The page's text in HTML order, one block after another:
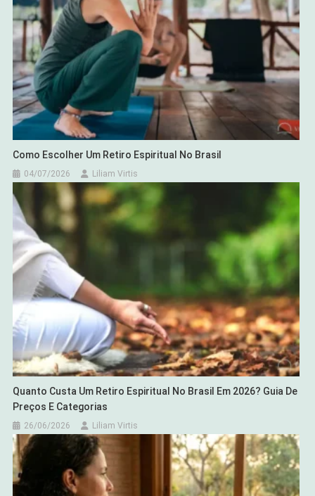
Como Escolher Um Retiro Espiritual No Brasil
04/07/2026 Liliam Virtis
Quanto Custa Um Retiro Espiritual No Brasil Em 2026? Guia De
Preços E Categorias
26/06/2026 Liliam Virtis